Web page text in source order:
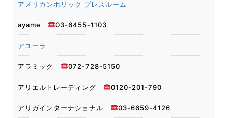
アメリカンホリック プレスルーム
ayame 03-6455-1103
アユーラ
アラミック 072-728-5150
アリエルトレーディング 0120-201-790
アリガインターナショナル 03-6659-4126